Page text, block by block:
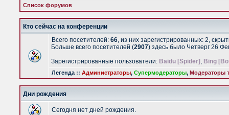
Список форумов
Кто сейчас на конференции
Всего посетителей: 66, из них зарегистрированных: 2,
Больше всего посетителей (2907) здесь было Четверг 26
Зарегистрированные пользователи: Baidu [Spider] , Bing
Легенда :: Администраторы, Супермодераторы, Модераторы
Дни рождения
Сегодня нет дней рождения.